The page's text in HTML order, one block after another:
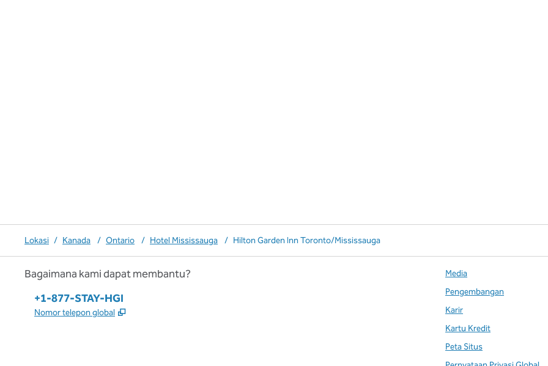
Lokasi / Kanada / Ontario / Hotel Mississauga / Hilton Garden Inn Toronto/Mississauga
Bagaimana kami dapat membantu?
Telepon:
+1-877-STAY-HGI
Nomor telepon global ,
Media
Pengembangan
Karir
Kartu Kredit
Peta Situs